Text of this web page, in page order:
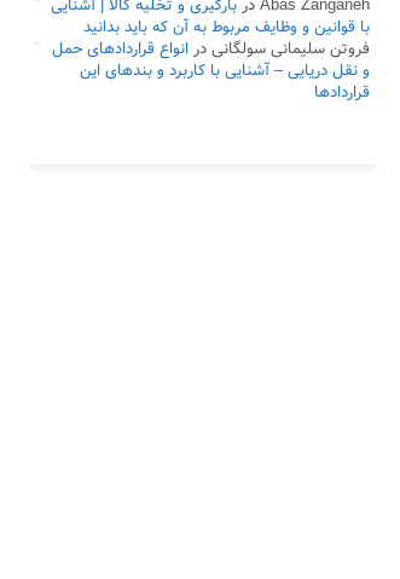
Abas Zanganehدر بارگیری و تخلیه کالا | آشنایی
با قوانین و وظایف مربوط به آن که باید بدانید
فروتن سلیمانی سولگانیدر انواع قراردادهای حمل
و نقل دریایی – آشنایی با کاربرد و بندهای این
قراردادها